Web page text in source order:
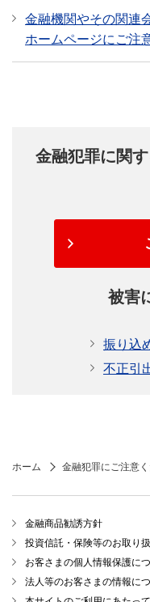
金融機関やその関連
ホームページにご注
金融犯罪に関
被害
振り込
不正引
ホーム 金融犯罪にご注意
金融商品勧誘方針
投資信託・保険等のお取り
お客さまの個人情報保護に
法人等のお客さまの情報に